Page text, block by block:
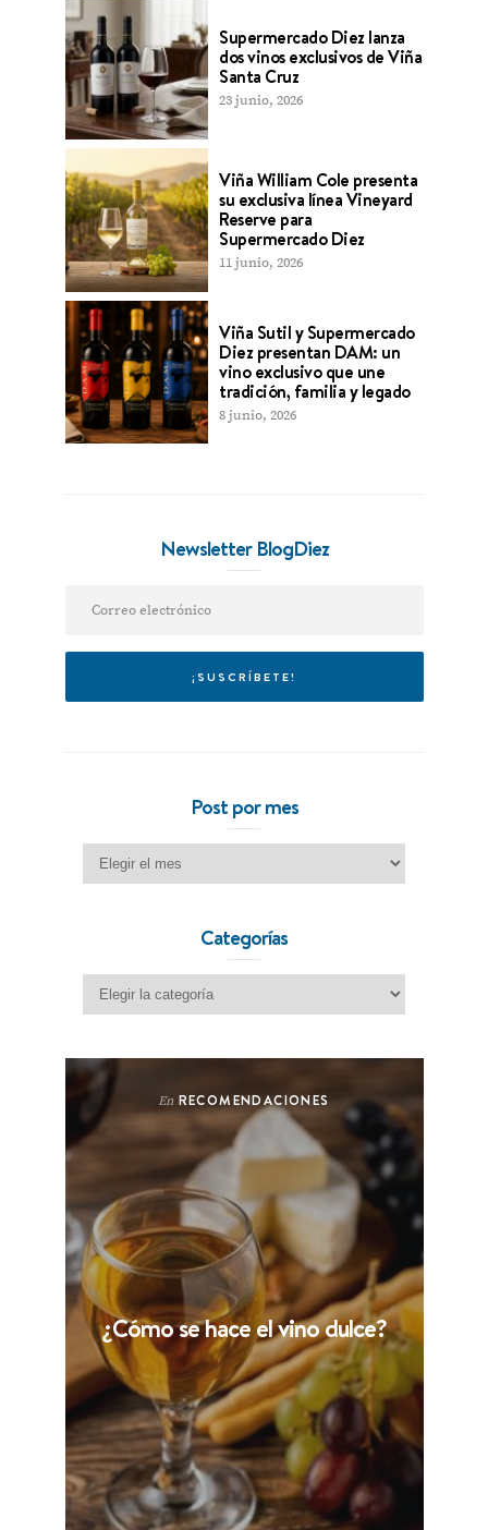
Supermercado Diez lanza
dos vinos exclusivos de Viña
Santa Cruz
23 junio, 2026
Viña William Cole presenta
su exclusiva línea Vineyard
Reserve para
Supermercado Diez
11 junio, 2026
Viña Sutil y Supermercado
Diez presentan DAM: un
vino exclusivo que une
tradición, familia y legado
8 junio, 2026
Newsletter BlogDiez
Post por mes
Post por mes
Categorías
Categorías
En RECOMENDACIONES
¿Cómo se hace el vino dulce?